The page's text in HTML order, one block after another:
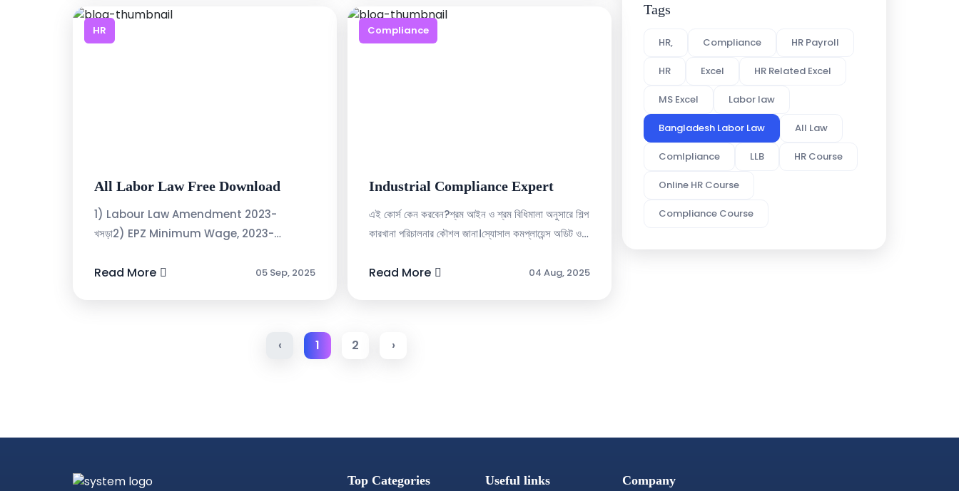
HR
All Labor Law Free Download
1) Labour Law Amendment 2023-
খসড়া2) EPZ Minimum Wage, 2023-
গ্রেজেট_২০২৩4) বাংলাদেশ শ্রম (সংশােধন) আইন,
Read More 05 Sep, 2025
Compliance
Industrial Compliance Expert
এই কোর্স কেন করবেন?শ্রম আইন ও শ্রম বিধিমালা অনুসারে শিল্প
কারখানা পরিচালনার কৌশল জানা।স্যোসাল কমপ্লায়েন্স অডিট ও
Read More 04 Aug, 2025
‹ 1 2 ›
Tags
HR, Compliance HR Payroll
HR Excel HR Related Excel
MS Excel Labor law
Bangladesh Labor Law All Law
Comlpliance LLB HR Course
Online HR Course
Compliance Course
Top Categories Useful links Company